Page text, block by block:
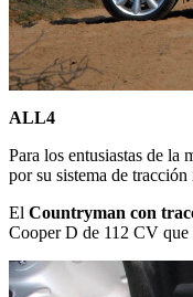
ALL4
Para los entusiastas de la
por su sistema de tracción
El Countryman con
Cooper D de 112 CV que